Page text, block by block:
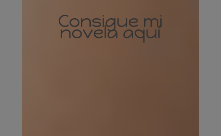
Consigue mi
novela aquí